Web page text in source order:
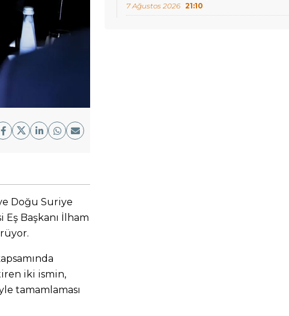
Doğu Suriye
Başkanı İlham
iki ismin,
tamamlaması
7 Ağustos 2026 21:10